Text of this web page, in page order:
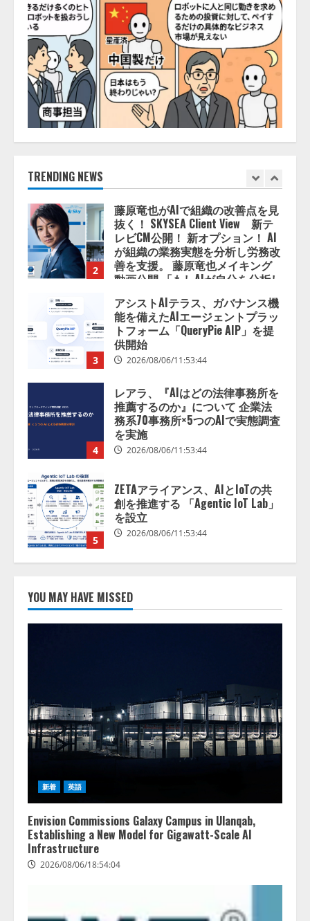
TRENDING NEWS
5
ZETAアライアンス、AIとIoTの共
創を推進する 「Agentic IoT Lab」
を設立
2026/08/06/11:53:44
1
AI駆動開発の推進に向けて
「TinhVan Technologies JSC.」と業
2
藤原竜也がAIで組織の改善点を見
抜く！ SKYSEA Client View 新テ
レビCM公開！ 新オプション！ AI
が組織の業務実態を分析し労務改
善を支援。 藤原竜也メイキング
動画公開 「もしAIが自分を分析し
ある」「昨年の夏はカブトムシを
捕まえたり、虫と戦ったり…」
2026/08/06/14:54:31
3
アシストAIテラス、ガバナンス機
能を備えたAIエージェントプラッ
トフォーム「QueryPie AIP」を提
供開始
2026/08/06/11:53:44
4
レアラ、『AIはどの法律事務所を
推薦するのか』について 企業法
務系70事務所×5つのAIで実態調査
を実施
2026/08/06/11:53:44
5
ZETAアライアンス、AIとIoTの共
創を推進する 「Agentic IoT Lab」
を設立
2026/08/06/11:53:44
「TinhVan Technologies JSC.」と業
務提携
2026/08/06/14:54:32
2
レビCM公開！ 新オプション！ AI
が組織の業務実態を分析し労務改
善を支援。 藤原竜也メイキング
動画公開 「もしAIが自分を分析し
たら、すぐ休めと言われる自信が
ある」「昨年の夏はカブトムシを
アシストAIテラス、ガバナンス機
能を備えたAIエージェントプラッ
レアラ、『AIはどの法律事務所を
務系70事務所×5つのAIで実態調査
YOU MAY HAVE MISSED
新着 英語
Envision Commissions Galaxy Campus in Ulanqab,
Establishing a New Model for Gigawatt-Scale AI
Infrastructure
2026/08/06/18:54:04